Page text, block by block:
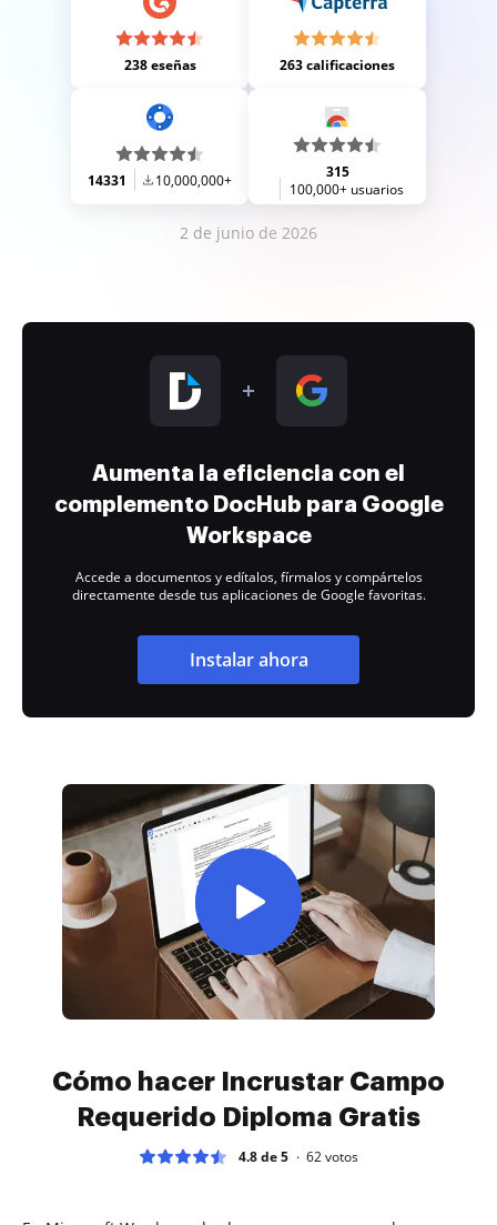
238 eseñas 263 calificaciones
14331 10,000,000+
315
100,000+ usuarios
2 de junio de 2026
Aumenta la eficiencia con el
complemento DocHub para Google
Workspace
Accede a documentos y edítalos, fírmalos y compártelos
directamente desde tus aplicaciones de Google favoritas.
Instalar ahora
Cómo hacer Incrustar Campo
Requerido Diploma Gratis
4.8 de 5 62votos